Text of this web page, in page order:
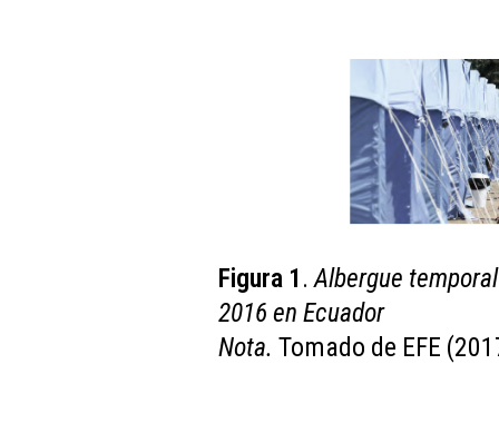
Figura 1 .Albergue
2016 en Ecuador
Nota. Tomado de EFE